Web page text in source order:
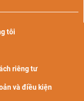
tôi
riêng tư
và điều kiện